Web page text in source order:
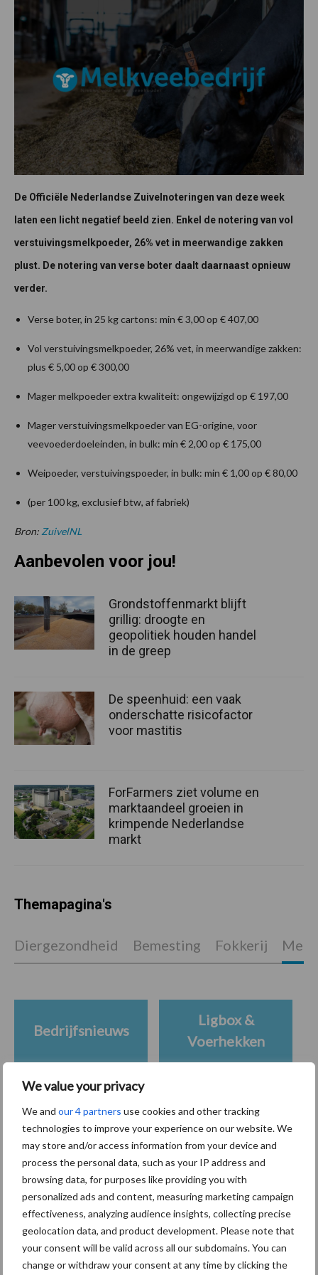
We value your privacy
We and our 4 partners use cookies and other tracking
technologies to improve your experience on our website. We
may store and/or access information from your device and
process the personal data, such as your IP address and
browsing data, for purposes like providing you with
personalized ads and content, measuring marketing campaign
effectiveness, analyzing audience insights, collecting precise
geolocation data, and product development. Please note that
your consent will be valid across all our subdomains. You can
change or withdraw your consent at any time by clicking the
De Officiële Nederlandse Zuivelnoteringen van deze week
laten een licht negatief beeld zien. Enkel de notering van vol
verstuivingsmelkpoeder, 26% vet in meerwandige zakken
plust. De notering van verse boter daalt daarnaast opnieuw
verder.
Verse boter, in 25 kg cartons: min € 3,00 op € 407,00
Vol verstuivingsmelkpoeder, 26% vet, in meerwandige zakken:
plus € 5,00 op € 300,00
Mager melkpoeder extra kwaliteit: ongewijzigd op € 197,00
Mager verstuivingsmelkpoeder van EG-origine, voor
veevoederdoeleinden, in bulk: min € 2,00 op € 175,00
Weipoeder, verstuivingspoeder, in bulk: min € 1,00 op € 80,00
(per 100 kg, exclusief btw, af fabriek)
Bron: ZuivelNL
Primaire
Sidebar
Recent nieuws Partner nieuws
7 aug
Grondstoffenmarkt blijft grillig:
droogte en geopolitiek houden
handel in de greep
Aanbevolen voor jou!
Grondstoffenmarkt blijft
grillig: droogte en
geopolitiek houden handel
in de greep
De speenhuid: een vaak
onderschatte risicofactor
voor mastitis
ForFarmers ziet volume en
marktaandeel groeien in
krimpende Nederlandse
markt
Themapagina's
Diergezondheid Bemesting Fokkerij
Bedrijfsnieuws
Ligbox &
Voerhekken
Toon meer